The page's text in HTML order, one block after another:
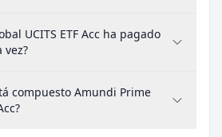
UCITS ETF Acc ha pagado
compuesto Amundi Prime